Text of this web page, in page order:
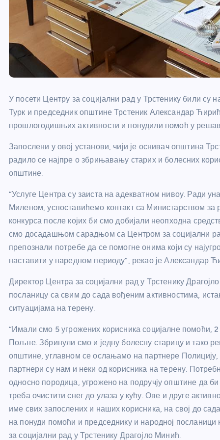
У посети Центру за социјални рад у Трстенику били
Турк и председник општине Трстеник Александар
прошлогодишњих активности и понудили помоћ у
Запослени у овој установи, чији је оснивач општина
радило се најпре о збрињавању старих и болесних
општине.
“Услуге Центра су заиста на адекватном нивоу. Ради
Миленом, успоставићемо контакт са Министарством
конкурса после којих би смо добијали неопходна
смо досадашњом сарадњом са Центром за социјални
препознали потребе да се помогне онима који су
наставити у наредном периоду”, рекао је Александар
Директор Центра за социјални рад у Трстенику
посланицу са свим до сада вођеним активностима,
ситуацијама на терену.
“Имали смо 5 угрожених корисника социјалне помоћи,
Пољне. Збринули смо и једну болесну старицу и тако
општине, углавном се ослањамо на партнере
партнери су нам и неки од корисника на терену.
односно породица, угрожено на подручју општине да
треба очистити снег до улаза у кућу. Ове и друге
име свих запослених и наших корисника, на свој до
на понуди помоћи и председнику и народној
за социјални рад у Трстенику Драгојло Минић.